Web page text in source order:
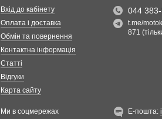
Вхід до кабінету
Оплата і доставка
Обмін та повернення
Контактна інформація
Статті
Відгуки
Карта сайту
Ми в соцмережах
044
t.me/
871
Е-пошта: